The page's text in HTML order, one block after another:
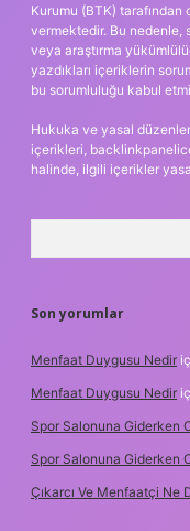
Kurumu (BTK) tarafından
vermektedir. Bu
veya araştırma
yazdıkları içeriklerin
bu sorumluluğu kabul
Hukuka ve yasal
içerikleri,
halinde, ilgili içerikler
Son yorumlar
Menfaat Duygusu Nedir
Menfaat Duygusu Nedir
Spor Salonuna Giderken
Spor Salonuna Giderken
Çıkarcı Ve Menfaatçi Ne